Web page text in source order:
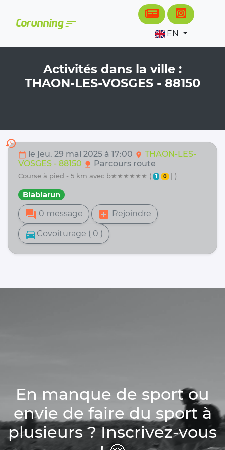
Corunningsort
EN
Activités dans la ville :
THAON-LES-VOSGES - 88150
history
calendar_today le jeu. 29 mai 2025 à 17:00 location_on THAON-LES-
VOSGES - 88150 nature Parcours route
course à pied - 5 km avec b★★★★★★ ( 1 0 | )
Blablarun
forum 0 message add_box Rejoindre
directions_car Covoiturage ( 0 )
En manque de sport ou
envie de faire du sport à
plusieurs ? Inscrivez-vous